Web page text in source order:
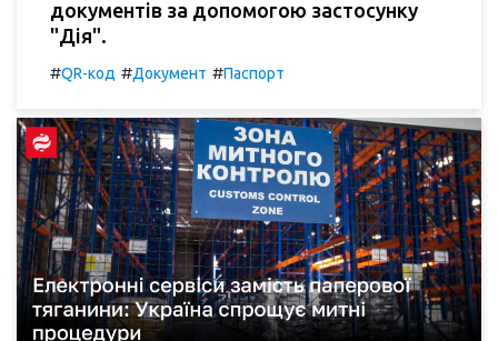
документів за допомогою застосунку
"Дія".
#QR-код #Документ #Паспорт